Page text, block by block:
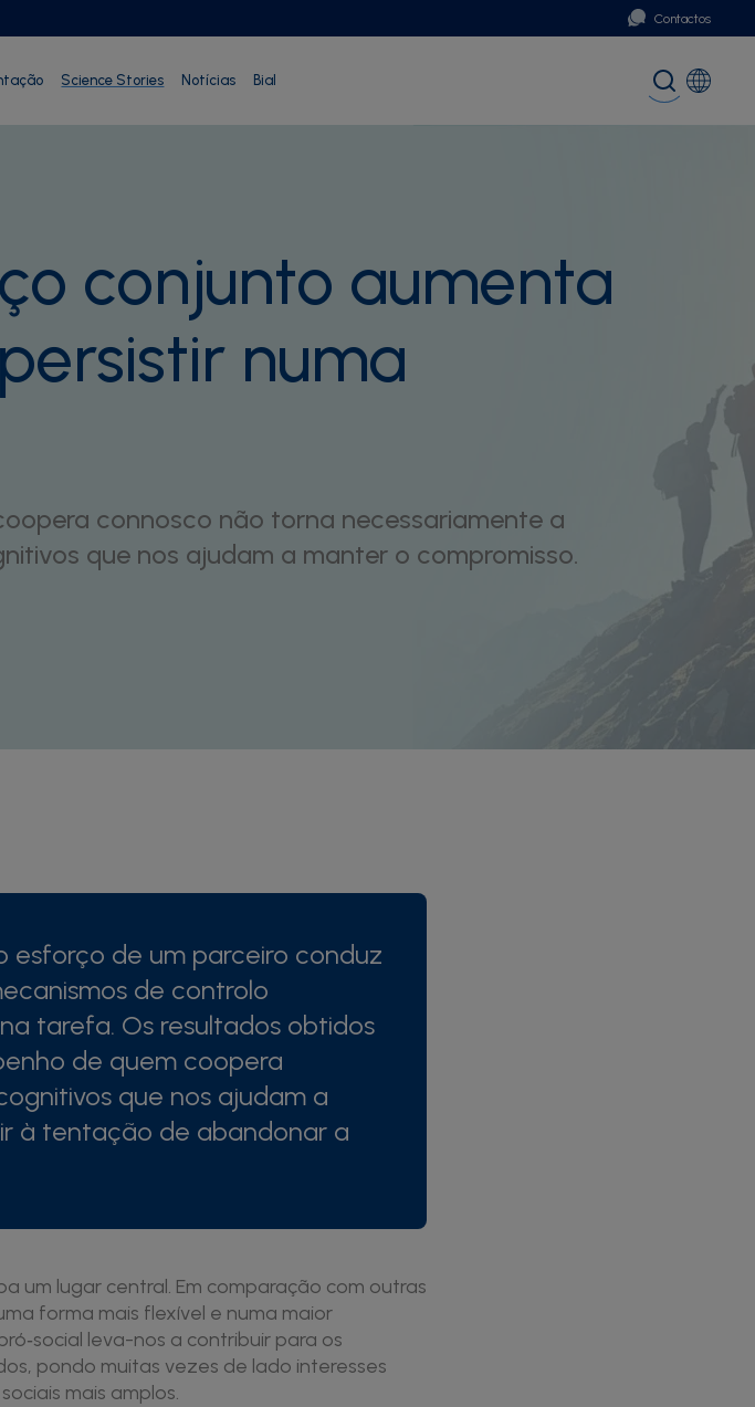
Contactos
Science Stories Notícias Bial
Portugal
conjunto aumenta
numa
connosco não torna necessariamente a
que nos ajudam a manter o compromisso.
esforço de um parceiro conduz
de controlo
tarefa. Os resultados obtidos
de quem coopera
que nos ajudam a
à tentação de abandonar a
um lugar central. Em comparação com outras
forma mais flexível e numa maior
leva-nos a contribuir para os
pondo muitas vezes de lado interesses
mais amplos.